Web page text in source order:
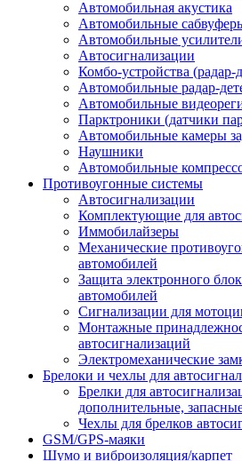
Автомобильная акустика
Автомобильные
Автомобильные
Автосигнализации
Комбо-устройства (радар-
Автомобильные радар-
Автомобильные
Парктроники (датчики
Автомобильные камеры
Наушники
Автомобильные
Противоугонные системы
Автосигнализации
Комплектующие для
Иммобилайзеры
Механические
автомобилей
Защита электронного
автомобилей
Сигнализации для
Монтажные
автосигнализаций
Электромеханические
Брелоки и чехлы для
Брелки для
дополнительные,
Чехлы для брелков
GSM/GPS-маяки
Шумо и виброизоляция/карпет